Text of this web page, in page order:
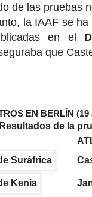
de las pruebas
la IAAF se
en el
que
EN BERLÍN
Resultados de la